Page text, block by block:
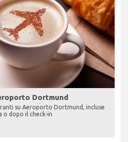
Dortmund
su Aeroporto Dortmund, incluse
o dopo il check-in